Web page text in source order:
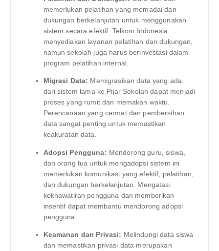
memerlukan pelatihan yang memadai dan
dukungan berkelanjutan untuk menggunakan
sistem secara efektif. Telkom Indonesia
menyediakan layanan pelatihan dan dukungan,
namun sekolah juga harus berinvestasi dalam
program pelatihan internal.
Migrasi Data: Memigrasikan data yang ada
dari sistem lama ke Pijar Sekolah dapat menjadi
proses yang rumit dan memakan waktu.
Perencanaan yang cermat dan pembersihan
data sangat penting untuk memastikan
keakuratan data.
Adopsi Pengguna: Mendorong guru, siswa,
dan orang tua untuk mengadopsi sistem ini
memerlukan komunikasi yang efektif, pelatihan,
dan dukungan berkelanjutan. Mengatasi
kekhawatiran pengguna dan memberikan
insentif dapat membantu mendorong adopsi
pengguna.
Keamanan dan Privasi: Melindungi data siswa
dan memastikan privasi data merupakan